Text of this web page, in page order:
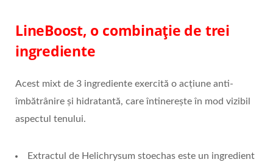
LineBoost, o combinație de trei
ingrediente
Acest mixt de 3 ingrediente exercită o acțiune anti-
îmbătrânire și hidratantă, care întinerește în mod vizibil
aspectul tenului.
Extractul de Helichrysum stoechas este un ingredient